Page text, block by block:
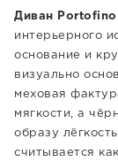
Диван Portofino
интерьерного
основание и
визуально
меховая
мягкости, а
образу
считывается